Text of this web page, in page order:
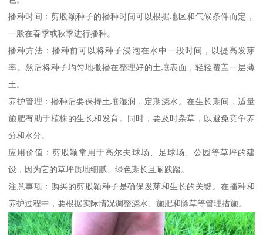
播种时间：剪股颖种子的播种时间可以根据地区和气候条件而定，
一般在春季或秋季进行播种。
播种方法：播种前可以将种子浸泡在水中一段时间，以提高发芽
率。然后将种子均匀地撒播在整理好的土壤表面，轻轻覆盖一层薄
土。
养护管理：播种后要保持土壤湿润，定期浇水。在生长期间，适量
施肥有助于植株的生长和发育。同时，要及时杂草，以避免竞争养
分和水分。
应用价值：剪股颖常用于高尔夫球场、足球场、公园等草坪的建
设，因为它的草坪质地细腻、绿色期长且耐践踏。
注意事项：购买的剪股颖种子是确保发芽和生长的关键。在播种和
养护过程中，要根据实际情况调整浇水、施肥和除草等管理措施。